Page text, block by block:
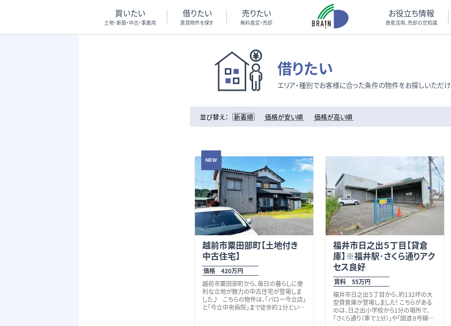
買いたい
土地・新築・中古・事業用
借りたい
賃貸物件を探す
売りたい
無料査定・売却
お役立ち情報
資産活用、売却の豆知識
借りたい
エリア・種別でお客様に合った条件の物件をお探しいただけ
並び替え： 新着順 価格が安い順 価格が高い順
NEW
越前市粟田部町【土地付き
中古住宅】
価格 420万円
越前市粟田部町から、毎日の暮らしに便
利な立地が魅力の中古住宅が登場しま
した♪ こちらの物件は、「バロー今立店」
と「今立中央病院」まで徒歩約１分とい
福井市日之出５丁目【貸倉
庫】※福井駅･さくら通りアク
セス良好
賃料 55万円
福井市日之出５丁目から、約132坪の大
型貸倉庫が登場しました！ こちらがある
のは、日之出小学校から1分の場所で、
「さくら通り（車で１分）」や「国道８号線